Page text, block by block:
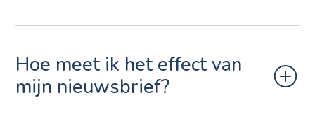
Hoe meet ik het effect van
mijn nieuwsbrief?